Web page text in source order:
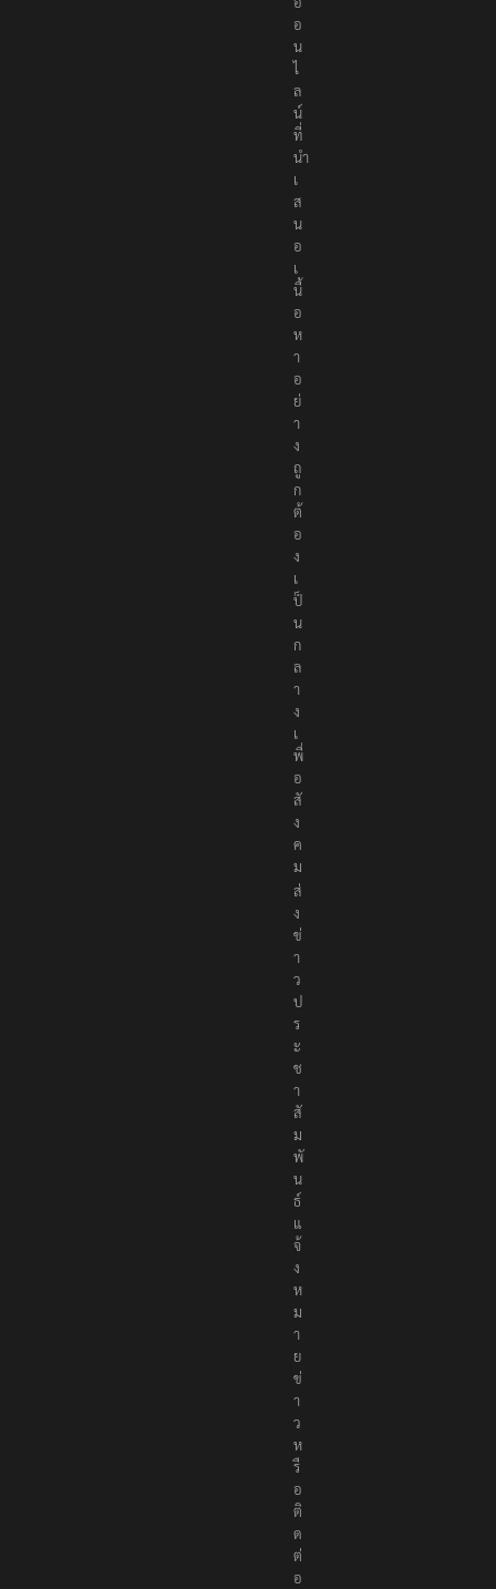
อ
น
ไ
ล
น์
ที่
นำ
เ
ส
น
อ
เ
นื้
อ
ห
า
อ
ย่
า
ง
ถู
ก
ต้
อ
ง
เ
ป็
น
ก
ล
า
ง
เ
พื่
อ
สั
ง
ค
ม
ส่
ง
ข่
า
ว
ป
ร
ะ
ช
า
สั
ม
พั
น
ธ์
แ
จ้
ง
ห
ม
า
ย
ข่
า
ว
ห
รื
อ
ติ
ด
ต่
อ